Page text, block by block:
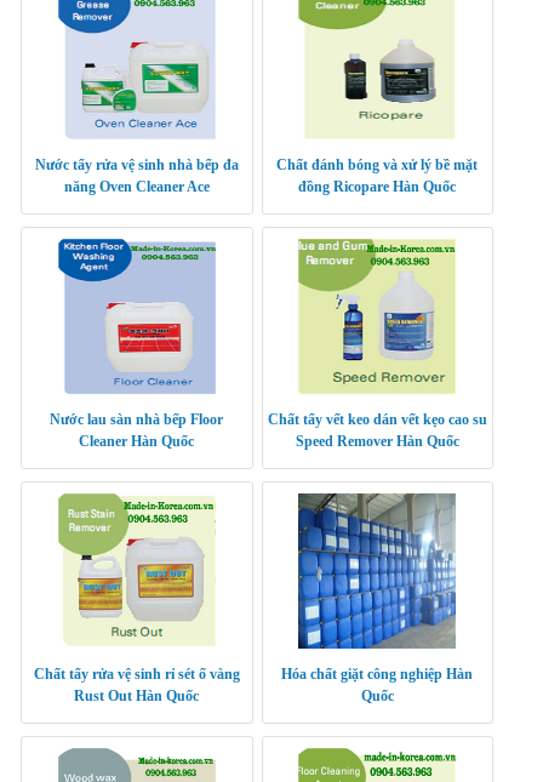
Nước tẩy rửa vệ sinh nhà bếp đa
năng Oven Cleaner Ace
Chất đánh bóng và xử lý bề mặt
đồng Ricopare Hàn Quốc
Nước lau sàn nhà bếp Floor
Cleaner Hàn Quốc
Chất tẩy vết keo dán vết kẹo cao su
Speed Remover Hàn Quốc
Chất tẩy rửa vệ sinh rỉ sét ố vàng
Rust Out Hàn Quốc
Hóa chất giặt công nghiệp Hàn
Quốc